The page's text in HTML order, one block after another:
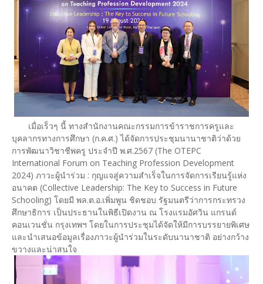
เมื่อเร็วๆ นี้ ทางสำนักงานคณะกรรมการข้าราชการครูและ
บุคลากรทางการศึกษา (ก.ค.ศ.) ได้จัดการประชุมนานาชาติว่าด้วย
การพัฒนาวิชาชีพครู ประจำปี พ.ศ.2567 (The OTEPC
International Forum on Teaching Profession Development
2024) ภาวะผู้นำร่วม : กุญแจสู่ความสำเร็จในการจัดการเรียนรู้แห่ง
อนาคต (Collective Leadership: The Key to Success in Future
Schooling) โดยมี พล.ต.อ.เพิ่มพูน ชิดชอบ รัฐมนตรีว่าการกระทรวง
ศึกษาธิการ เป็นประธานในพิธีเปิดงาน ณ โรงแรมอัศวิน แกรนด์
คอนเวนชั่น กรุงเทพฯ โดยในการประชุมได้จัดให้มีการบรรยายพิเศษ
และนำเสนอข้อมูลเรื่องภาวะผู้นำร่วมในระดับนานาชาติ อย่างกว้าง
ขวางและน่าสนใจ